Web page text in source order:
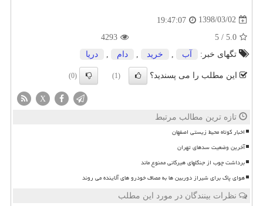
1398/03/02
19:47:07
5.0
/
5
4293
تگهای خبر:
آب خرید دام دریا
این مطلب را می پسندید؟ (1)
(0)
X
تازه ترین مطالب مرتبط
اخبار کوتاه محیط زیستی اصفهان
آخرین وضعیت سدهای تهران
برداشت چوب از جنگلهای هیرکانی ممنوع ماند
هوای پاک برای شیراز دوربین ها به مصاف خودرو های آلاینده می روند
نظرات بینندگان در مورد این مطلب